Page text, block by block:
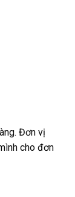
Đơn vị
cho đơn